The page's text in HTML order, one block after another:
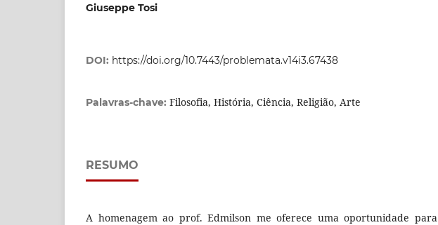
Giuseppe Tosi
DOI: https://doi.org/10.7443/problemata.v14i3.67438
Palavras-chave: Filosofia, História, Ciência, Religião, Arte
RESUMO
A homenagem ao prof. Edmilson me oferece uma oportunidade para